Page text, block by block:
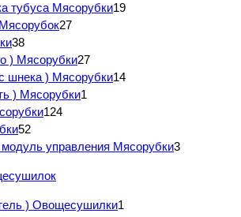
тубуса Мясорубки19
27
38
) Мясорубки27
шнека ) Мясорубки14
) Мясорубки1
124
52
управления Мясорубки3
) Овощесушилки1